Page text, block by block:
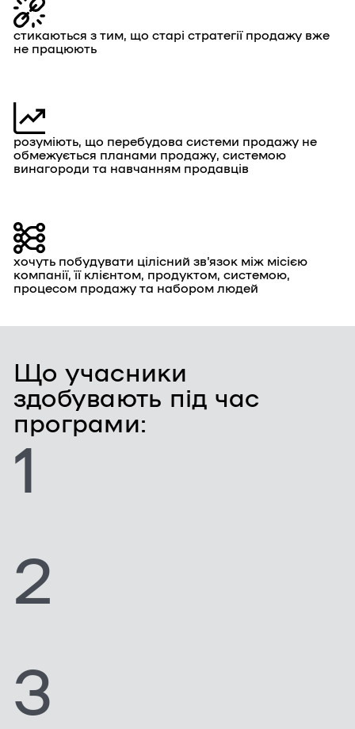
стикаються з тим, що старі стратегії продажу вже
не працюють
розуміють, що перебудова системи продажу не
обмежується планами продажу, системою
винагороди та навчанням продавців
хочуть побудувати цілісний зв'язок між місією
компанії, її клієнтом, продуктом, системою,
процесом продажу та набором людей
Що учасники
здобувають під час
програми:
1
2
3